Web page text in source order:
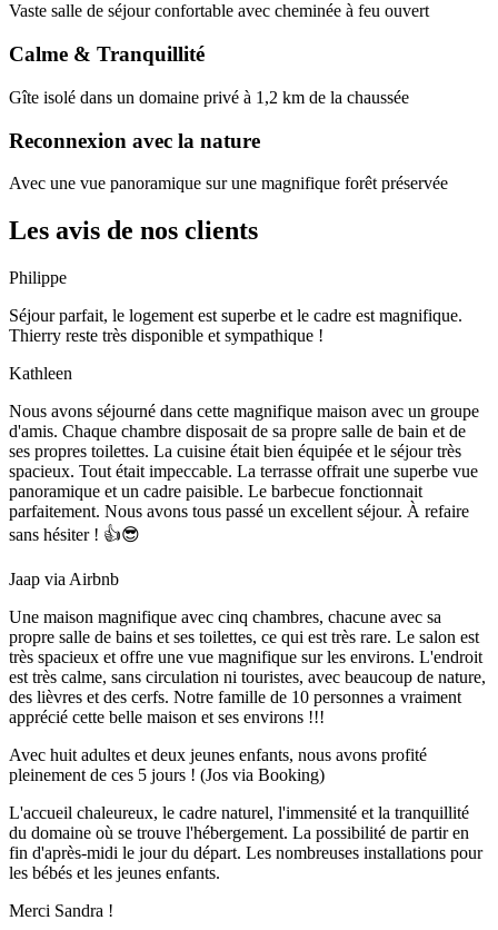
Vaste salle de séjour confortable avec cheminée à feu ouvert
Calme & Tranquillité
Gîte isolé dans un domaine privé à 1,2 km de la chaussée
Reconnexion avec la nature
Avec une vue panoramique sur une magnifique forêt préservée
Les avis de nos clients
Philippe
Séjour parfait, le logement est superbe et le cadre est magnifique.
Thierry reste très disponible et sympathique !
Kathleen
Nous avons séjourné dans cette magnifique maison avec un groupe
d'amis. Chaque chambre disposait de sa propre salle de bain et de
ses propres toilettes. La cuisine était bien équipée et le séjour très
spacieux. Tout était impeccable. La terrasse offrait une superbe vue
panoramique et un cadre paisible. Le barbecue fonctionnait
parfaitement. Nous avons tous passé un excellent séjour. À refaire
sans hésiter ! 👍😎
Jaap via Airbnb
Une maison magnifique avec cinq chambres, chacune avec sa
propre salle de bains et ses toilettes, ce qui est très rare. Le salon est
très spacieux et offre une vue magnifique sur les environs. L'endroit
est très calme, sans circulation ni touristes, avec beaucoup de nature,
des lièvres et des cerfs. Notre famille de 10 personnes a vraiment
apprécié cette belle maison et ses environs !!!
Avec huit adultes et deux jeunes enfants, nous avons profité
pleinement de ces 5 jours ! (Jos via Booking)
L'accueil chaleureux, le cadre naturel, l'immensité et la tranquillité
du domaine où se trouve l'hébergement. La possibilité de partir en
fin d'après-midi le jour du départ. Les nombreuses installations pour
les bébés et les jeunes enfants.
Merci Sandra !